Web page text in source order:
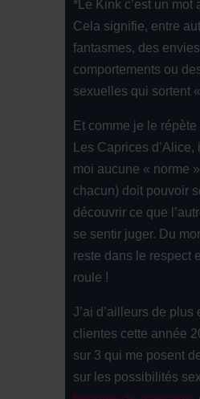
*Le Kink c’est un mot
Cela signifie, entre
fantasmes, des
comportements ou
sexuelles qui sortent
Et comme je le
Les Caprices d’Alice,
moi aucune « norme
chacun) doit pouvoir
découvrir ce que
se sentir juger. Du
reste dans le respect
roule !
J’ai d’ailleurs de plus
clientes cette année
sur 3 qui me posent
sur les possibilités